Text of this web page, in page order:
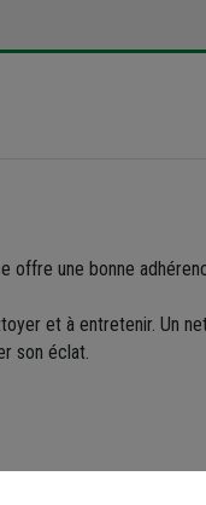
offre une bonne
et à entretenir. Un
son éclat.